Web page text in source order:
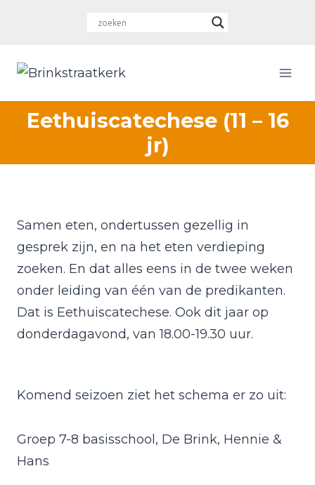
Eethuiscatechese (11 – 16
jr)
Samen eten, ondertussen gezellig in
gesprek zijn, en na het eten verdieping
zoeken. En dat alles eens in de twee weken
onder leiding van één van de predikanten.
Dat is Eethuiscatechese. Ook dit jaar op
donderdagavond, van 18.00-19.30 uur.
Komend seizoen ziet het schema er zo uit:
Groep 7-8 basisschool, De Brink, Hennie &
Hans